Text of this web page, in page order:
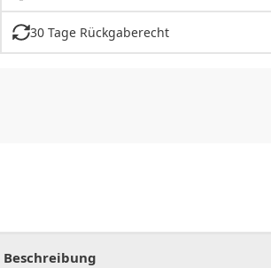
30 Tage Rückgaberecht
Beschreibung